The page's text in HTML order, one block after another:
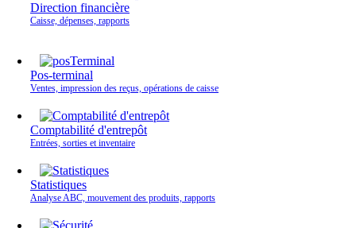
Direction financière
Caisse, dépenses, rapports
Pos-terminal
Ventes, impression des reçus, opérations de caisse
Comptabilité d'entrepôt
Entrées, sorties et inventaire
Statistiques
Analyse ABC, mouvement des produits, rapports